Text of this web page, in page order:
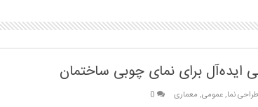
ایده‌آل برای نمای چوبی ساختمان
طراحی نما,عمومی, معماری 0